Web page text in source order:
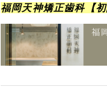
福岡天神矯正歯科【